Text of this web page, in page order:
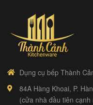
Dụng cụ bếp Thành
84A Hàng Khoai, P.
(cửa nhà đầu tiên